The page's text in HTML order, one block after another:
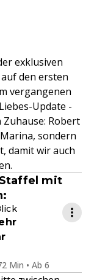
exklusiven
den ersten
vergangenen
Update -
Robert
sondern
damit wir auch
Staffel mit
Min • Ab 6